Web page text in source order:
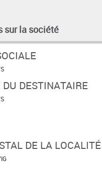
sur la société
DESTINATAIRE
DE LA LOCALITÉ